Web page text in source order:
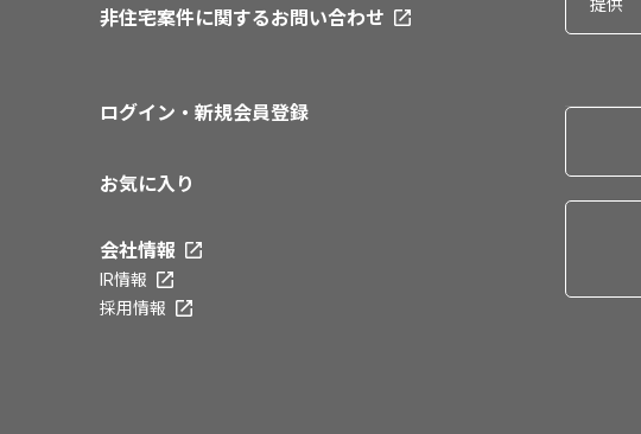
非住宅案件に関するお問い合わせ
ログイン・新規会員登録
お気に入り
会社情報
IR情報
採用情報
提供